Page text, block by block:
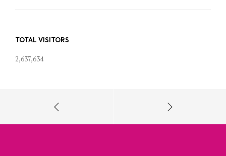
TOTAL VISITORS
2,637,634